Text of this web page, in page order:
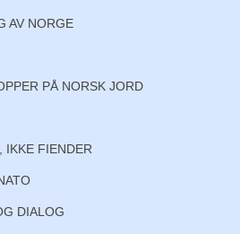
AV NORGE
PÅ NORSK JORD
IKKE FIENDER
DIALOG